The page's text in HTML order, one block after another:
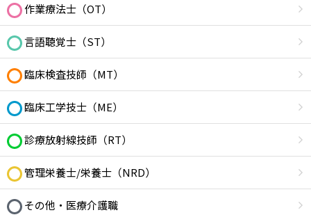
作業療法士（OT）
言語聴覚士（ST）
臨床検査技師（MT）
臨床工学技士（ME）
診療放射線技師（RT）
管理栄養士/栄養士（NRD）
その他・医療介護職